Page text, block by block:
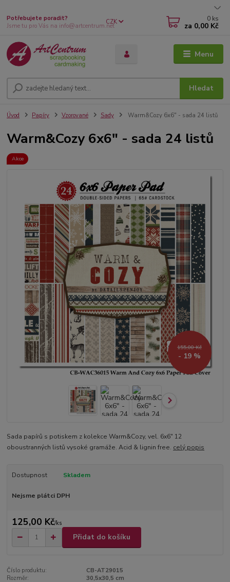
Menu
CZK
Hledat
Potřebujete poradit?
Jsme tu pro Vás na info@artcentrum.net
0 ks
za 0,00 Kč
Úvod Papíry Vzorované Sady Warm&Cozy 6x6" - sada 24 listů
Warm&Cozy 6x6" - sada 24 listů
Akce
155,00 Kč
- 19 %
Sada papírů s potiskem z kolekce Warm&Cozy, vel. 6x6" 12
oboustranných listů vysoké gramáže. Acid & lignin free. celý popis
Dostupnost Skladem
Nejsme plátci DPH
125,00 Kč/ks
Přidat do košíku
Číslo produktu:
CB-AT29015
Rozměr:
30,5x30,5 cm